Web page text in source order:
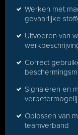
Werken met
gevaarlijke
Uitvoeren van
Correct
Signaleren en
Oplossen van
teamverband